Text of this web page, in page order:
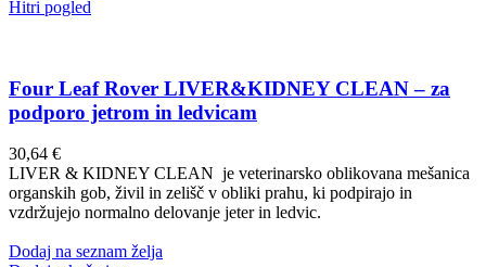
Hitri pogled
Four Leaf Rover LIVER&KIDNEY CLEAN – za
podporo jetrom in ledvicam
30,64 €
LIVER & KIDNEY CLEAN je veterinarsko oblikovana mešanica
organskih gob, živil in zelišč v obliki prahu, ki podpirajo in
vzdržujejo normalno delovanje jeter in ledvic.
Dodaj na seznam želja